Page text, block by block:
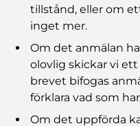
tillstånd, eller om
inget mer.
Om det anmälan
olovlig skickar vi
brevet bifogas
förklara vad som
Om det uppförda